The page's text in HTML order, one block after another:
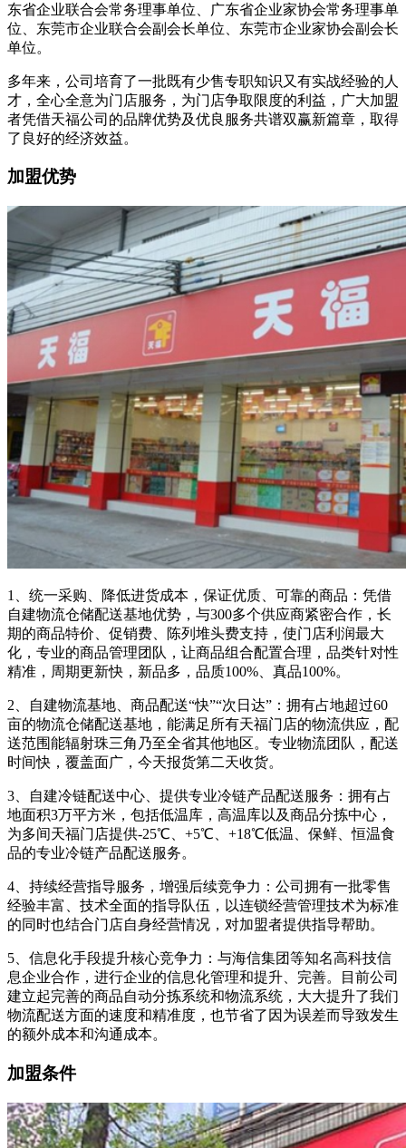
东省企业联合会常务理事单位、广东省企业家协会常务理事单
位、东莞市企业联合会副会长单位、东莞市企业家协会副会长
单位。
多年来，公司培育了一批既有少售专职知识又有实战经验的人
才，全心全意为门店服务，为门店争取限度的利益，广大加盟
者凭借天福公司的品牌优势及优良服务共谱双赢新篇章，取得
了良好的经济效益。
加盟优势
1、统一采购、降低进货成本，保证优质、可靠的商品：凭借
自建物流仓储配送基地优势，与300多个供应商紧密合作，长
期的商品特价、促销费、陈列堆头费支持，使门店利润最大
化，专业的商品管理团队，让商品组合配置合理，品类针对性
精准，周期更新快，新品多，品质100%、真品100%。
2、自建物流基地、商品配送“快”“次日达”：拥有占地超过60
亩的物流仓储配送基地，能满足所有天福门店的物流供应，配
送范围能辐射珠三角乃至全省其他地区。专业物流团队，配送
时间快，覆盖面广，今天报货第二天收货。
3、自建冷链配送中心、提供专业冷链产品配送服务：拥有占
地面积3万平方米，包括低温库，高温库以及商品分拣中心，
为多间天福门店提供-25℃、+5℃、+18℃低温、保鲜、恒温食
品的专业冷链产品配送服务。
4、持续经营指导服务，增强后续竞争力：公司拥有一批零售
经验丰富、技术全面的指导队伍，以连锁经营管理技术为标准
的同时也结合门店自身经营情况，对加盟者提供指导帮助。
5、信息化手段提升核心竞争力：与海信集团等知名高科技信
息企业合作，进行企业的信息化管理和提升、完善。目前公司
建立起完善的商品自动分拣系统和物流系统，大大提升了我们
物流配送方面的速度和精准度，也节省了因为误差而导致发生
的额外成本和沟通成本。
加盟条件